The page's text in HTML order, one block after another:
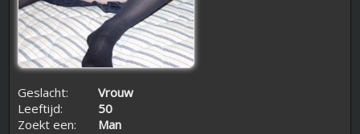
Geslacht:
Vrouw
Leeftijd:
50
Zoekt een:
Man